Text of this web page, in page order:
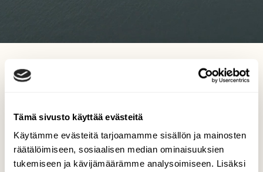
Tämä sivusto käyttää evästeitä
Käytämme evästeitä tarjoamamme sisällön ja mainosten
räätälöimiseen, sosiaalisen median ominaisuuksien
tukemiseen ja kävijämäärämme analysoimiseen. Lisäksi